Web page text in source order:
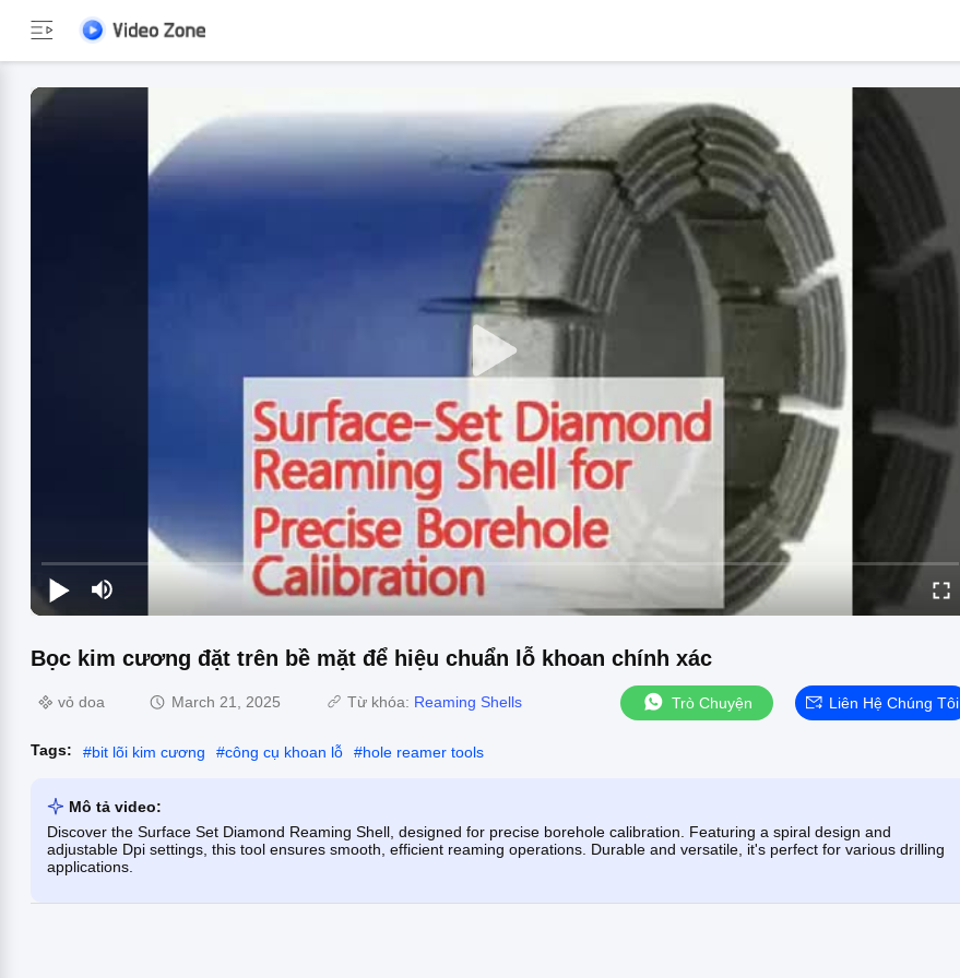
Bọc kim cương đặt trên bề mặt để hiệu chuẩn lỗ khoan chính xác
vỏ doa March 21, 2025 Từ khóa: Reaming Shells Trò Chuyện Liên Hệ Chúng Tôi
Tags: #bit lõi kim cương #công cụ khoan lỗ #hole reamer tools
Mô tả video:
Discover the Surface Set Diamond Reaming Shell, designed for precise borehole calibration. Featuring a spiral design and
adjustable Dpi settings, this tool ensures smooth, efficient reaming operations. Durable and versatile, it's perfect for various drilling
applications.